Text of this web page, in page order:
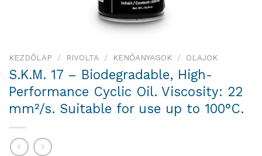
KEZDŐLAP / RIVOLTA / KENŐANYAGOK / OLAJOK
S.K.M. 17 – Biodegradable, High-
Performance Cyclic Oil. Viscosity: 22
mm²/s. Suitable for use up to 100°C.